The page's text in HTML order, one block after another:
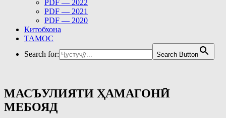
PDF — 2022
PDF — 2021
PDF — 2020
Китобхона
ТАМОС
Search for:
Search Button
МАСЪУЛИЯТИ ҲАМАГОНӢ
МЕБОЯД